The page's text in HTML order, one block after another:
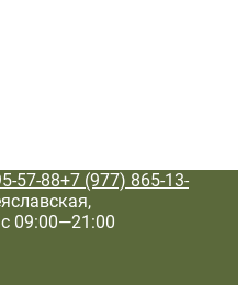
57-88+7 (977) 865-13-
09:00—21:00